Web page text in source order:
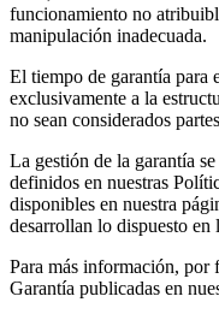
funcionamiento no
manipulación inadecuada.
El tiempo de garantía para
exclusivamente a la
no sean considerados
La gestión de la garantía
definidos en nuestras
disponibles en nuestra
desarrollan lo dispuesto en
Para más información, por
Garantía publicadas en